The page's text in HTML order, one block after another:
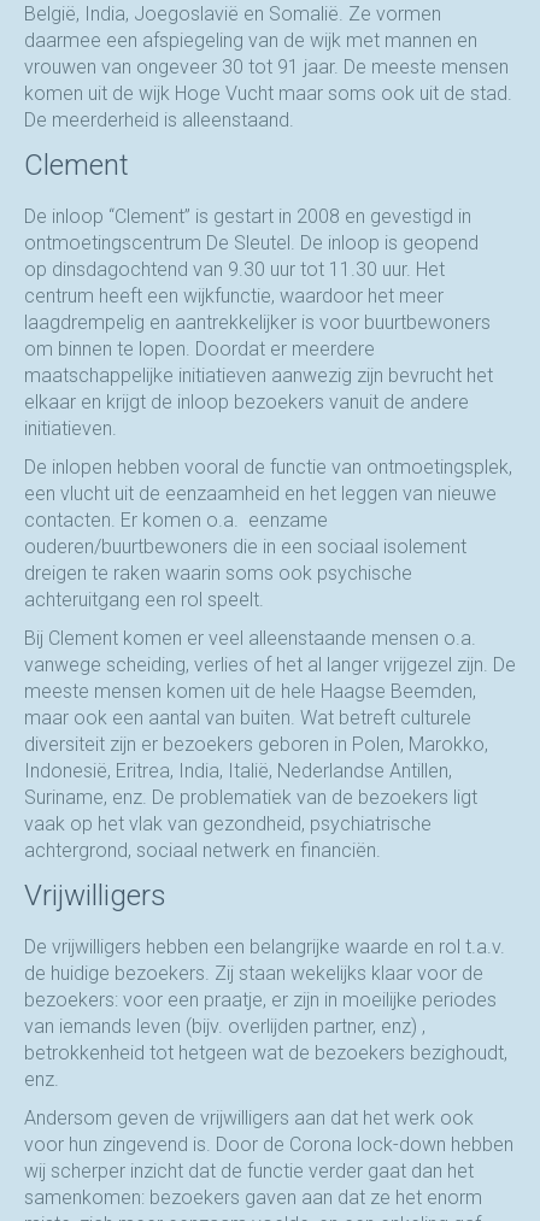
België, India, Joegoslavië en Somalië. Ze vormen
daarmee een afspiegeling van de wijk met mannen en
vrouwen van ongeveer 30 tot 91 jaar. De meeste mensen
komen uit de wijk Hoge Vucht maar soms ook uit de stad.
De meerderheid is alleenstaand.
Clement
De inloop “Clement” is gestart in 2008 en gevestigd in
ontmoetingscentrum De Sleutel. De inloop is geopend
op dinsdagochtend van 9.30 uur tot 11.30 uur. Het
centrum heeft een wijkfunctie, waardoor het meer
laagdrempelig en aantrekkelijker is voor buurtbewoners
om binnen te lopen. Doordat er meerdere
maatschappelijke initiatieven aanwezig zijn bevrucht het
elkaar en krijgt de inloop bezoekers vanuit de andere
initiatieven.
De inlopen hebben vooral de functie van ontmoetingsplek,
een vlucht uit de eenzaamheid en het leggen van nieuwe
contacten. Er komen o.a. eenzame
ouderen/buurtbewoners die in een sociaal isolement
dreigen te raken waarin soms ook psychische
achteruitgang een rol speelt.
Bij Clement komen er veel alleenstaande mensen o.a.
vanwege scheiding, verlies of het al langer vrijgezel zijn. De
meeste mensen komen uit de hele Haagse Beemden,
maar ook een aantal van buiten. Wat betreft culturele
diversiteit zijn er bezoekers geboren in Polen, Marokko,
Indonesië, Eritrea, India, Italië, Nederlandse Antillen,
Suriname, enz. De problematiek van de bezoekers ligt
vaak op het vlak van gezondheid, psychiatrische
achtergrond, sociaal netwerk en financiën.
Vrijwilligers
De vrijwilligers hebben een belangrijke waarde en rol t.a.v.
de huidige bezoekers. Zij staan wekelijks klaar voor de
bezoekers: voor een praatje, er zijn in moeilijke periodes
van iemands leven (bijv. overlijden partner, enz) ,
betrokkenheid tot hetgeen wat de bezoekers bezighoudt,
enz.
Andersom geven de vrijwilligers aan dat het werk ook
voor hun zingevend is. Door de Corona lock-down hebben
wij scherper inzicht dat de functie verder gaat dan het
samenkomen: bezoekers gaven aan dat ze het enorm